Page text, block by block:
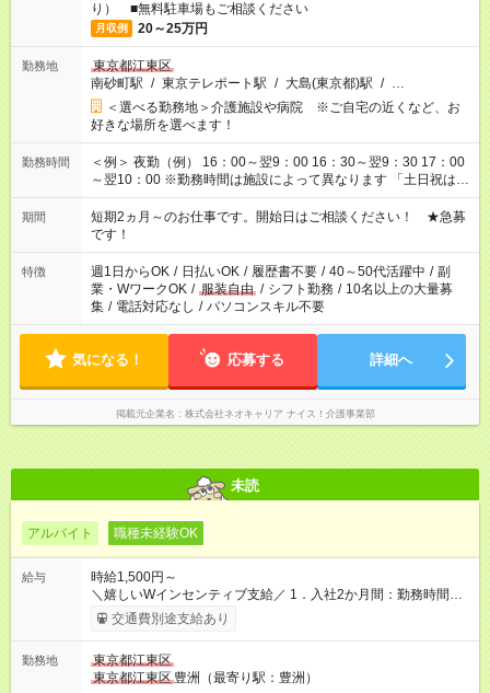
り） ■無料駐車場もご相談ください
月収例 20～25万円
勤務地
東京都江東区
南砂町駅 / 東京テレポート駅 / 大島(東京都)駅 / …
＜選べる勤務地＞介護施設や病院 ※ご自宅の近くなど、お
好きな場所を選べます！
勤務時間
＜例＞ 夜勤（例） 16：00～翌9：00 16：30～翌9：30 17：00
～翌10：00 ※勤務時間は施設によって異なります 「土日祝は休
みたい」 「しっかり稼ぎたい」 「もう少し遅い時間から始めた
い」など ご希望にあったお仕事をご案内いたします。 ※未経験
の方の場合は1～2ヶ月間は日中での仕事を経験いただき、 お
仕事に慣れてからの夜勤になります。 ★家庭の都合でお休みが
必要な場合も遠慮なくご相談ください。
期間
短期2ヵ月～のお仕事です。開始日はご相談ください！ ★急募
です！
特徴 週1日からOK / 日払いOK / 履歴書不要 / 40～50代活躍中 / 副
業・WワークOK / 服装自由 / シフト勤務 / 10名以上の大量募
集 / 電話対応なし / パソコンスキル不要
気になる！ 応募する 詳細へ
掲載元企業名 株式会社ネオキャリア ナイス！介護事業部
未読
アルバイト 職種未経験OK
給与
時給1,500円～
＼嬉しいWインセンティブ支給／ 1．入社2か月間：勤務時間
×100円のインセンティブ 2．入社2か月後：2万円支給します！
（規定あり） ・交通費支給（月上限3万円） ・万一の残業は1分
雇用形態、給与は本採用時と同じです。
交通費別途支給あり
勤務地
東京都江東区
東京都江東区 豊洲（最寄り駅：豊洲）